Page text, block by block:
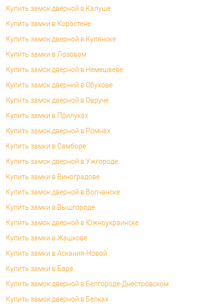
Купить замок дверной в Калуше
Купить замки в Коростене
Купить замок дверной в Купянске
Купить замки в Лозовом
Купить замок дверной в Немешаеве
Купить замок дверний в Обухове
Купить замок дверной в Овруче
Купить замки в Прилуках
Купить замок дверной в Ромнах
Купить замки в Самборе
Купить замок дверной в Ужгороде
Купить замки в Виноградове
Купить замок дверной в Волчанске
Купить замки в Вышгороде
Купить замок дверной в Южноукраинске
Купить замки в Жашкове
Купить замки в Аскания-Новой
Купить замки в Баре
Купить замок дверной в Белгороде-Днестровском
Купить замок дверной в Белках